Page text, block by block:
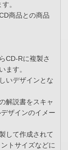
。
商品との商品
CD-Rに複製さ
ます。
いデザインとな
解説書をスキャ
ザインのイメー
して作成されて
トサイズなどに